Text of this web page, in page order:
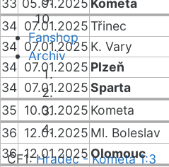
Fanshop
Archiv
ČF1:Hradec - Kometa 1:3
33 05.01.2025 Kometa
34 07.01.2025Třinec
34 07.01.2025 K. Vary
34 07.01.2025 Plzeň
34 07.01.2025Sparta
35 10.01.2025 Kometa
36 12.01.2025 Ml. Boleslav
36 12.01.2025 Olomouc